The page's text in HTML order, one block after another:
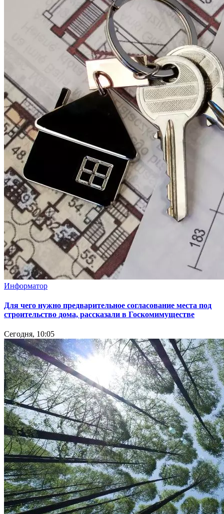
Информатор
Для чего нужно предварительное согласование места под
строительство дома, рассказали в Госкомимуществе
Сегодня, 10:05